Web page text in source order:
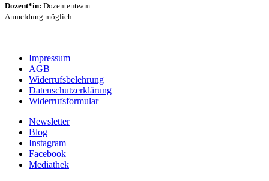
Dozent*in: Dozententeam
Anmeldung möglich
Impressum
AGB
Widerrufsbelehrung
Datenschutzerklärung
Widerrufsformular
Newsletter
Blog
Instagram
Facebook
Mediathek